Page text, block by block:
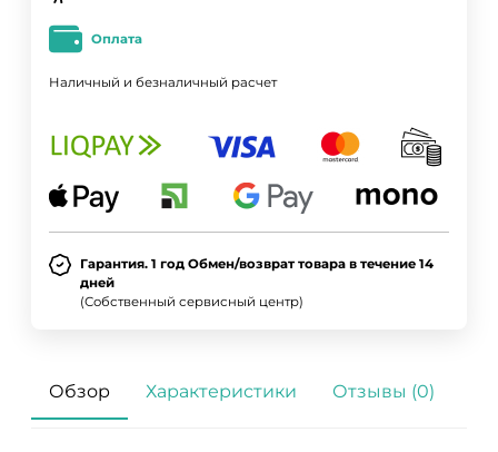
Оплата
Наличный и безналичный расчет
Гарантия. 1 год Обмен/возврат товара в течение 14
дней
(Собственный сервисный центр)
Обзор Характеристики Отзывы (0)